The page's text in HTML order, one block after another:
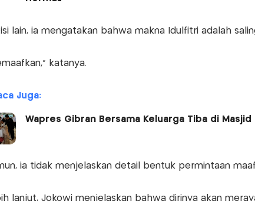
lain, ia mengatakan bahwa makna Idulfitri adalah
katanya.
Juga:
Wapres Gibran Bersama Keluarga Tiba di
ia tidak menjelaskan detail bentuk permintaan
lanjut, Jokowi menjelaskan bahwa dirinya akan